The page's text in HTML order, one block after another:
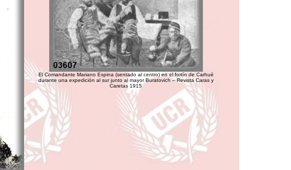
El Comandante Mariano Espina (sentado al centro) en el fortín de Carhué
durante una expedición al sur junto al mayor Buratovich – Revista Caras y
Caretas 1915